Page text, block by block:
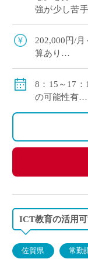
強が少し苦
向かう生徒
202,000円/
算あり
時間外労働
◇モデル月収
40歳の方：
8：15～17
の可能性有
ICT教育の活用可
佐賀県 常勤